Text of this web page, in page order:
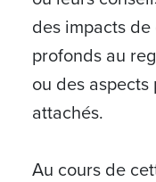
des impacts
profonds au
ou des
attachés.
Au cours de